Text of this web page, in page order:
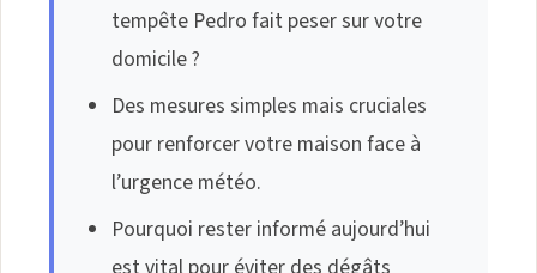
tempête Pedro fait peser sur votre
domicile ?
Des mesures simples mais cruciales
pour renforcer votre maison face à
l’urgence météo.
Pourquoi rester informé aujourd’hui